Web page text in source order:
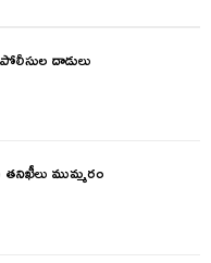
దాడులు
తనిఖీలు ముమ్మరం